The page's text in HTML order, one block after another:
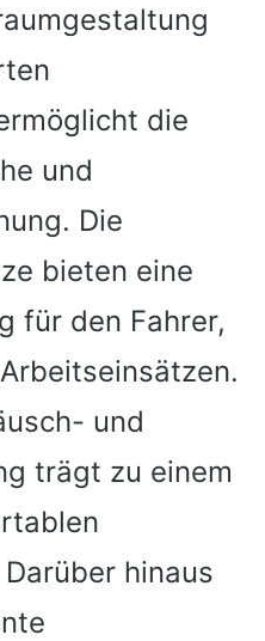
die
und
Die
bieten eine
für den Fahrer,
und
trägt zu einem
hinaus